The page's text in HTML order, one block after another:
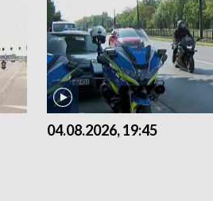
04.08.2026, 19:45